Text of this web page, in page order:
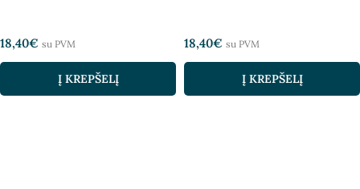
18,40€ su PVM
Į KREPŠELĮ
18,40€ su PVM
Į KREPŠELĮ